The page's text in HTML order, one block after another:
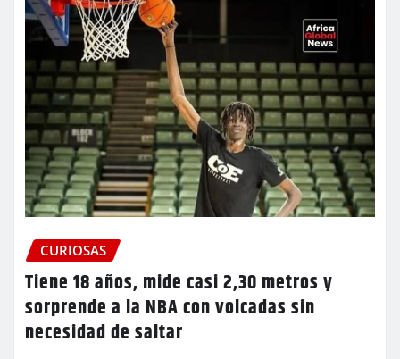
CURIOSAS
Tiene 18 años, mide casi 2,30 metros y
sorprende a la NBA con volcadas sin
necesidad de saltar